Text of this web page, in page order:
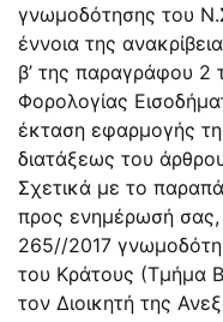
γνωμοδότησης του
έννοια της
β’ της παραγράφου 2
Φορολογίας
έκταση εφαρμογής
διατάξεως του
Σχετικά με το
προς ενημέρωσή σας,
265//2017
του Κράτους (Τμήμα
τον Διοικητή της